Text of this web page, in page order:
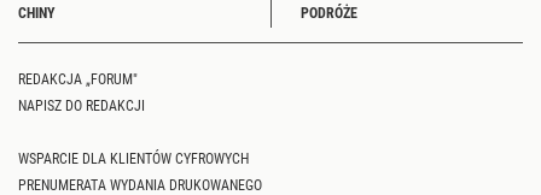
CHINY
PODRÓŻE
REDAKCJA „FORUM"
NAPISZ DO REDAKCJI
WSPARCIE DLA KLIENTÓW CYFROWYCH
PRENUMERATA WYDANIA DRUKOWANEGO